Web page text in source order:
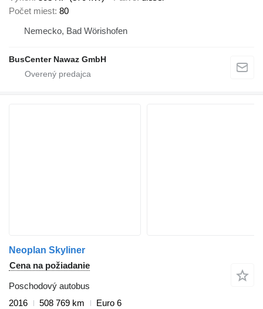
Počet miest 80
Nemecko, Bad Wörishofen
BusCenter Nawaz GmbH
Neoplan Skyliner
Cena na požiadanie
Poschodový autobus
2016
508 769 km
Euro 6